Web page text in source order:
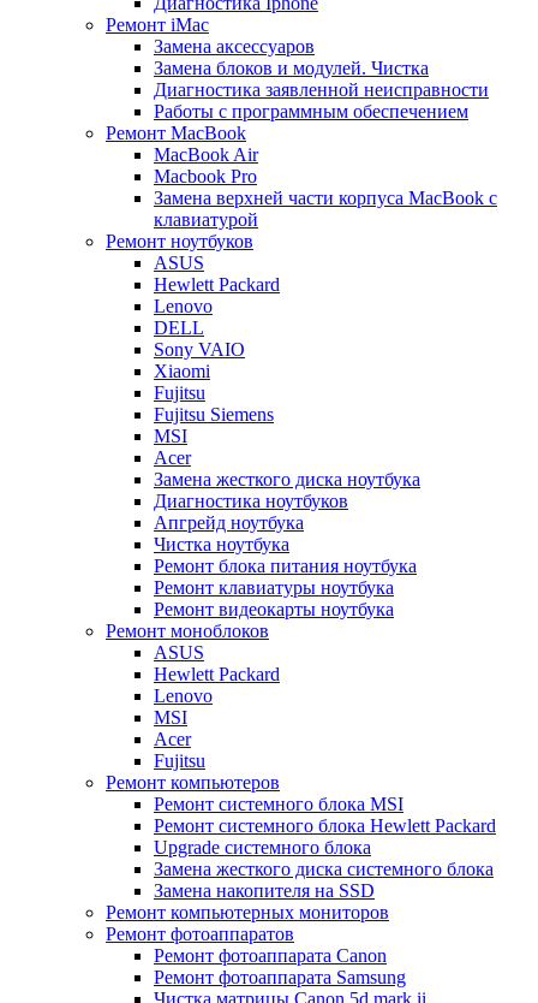
Ремонт iMac
Замена аксессуаров
Замена блоков и модулей. Чистка
Диагностика заявленной неисправности
Работы с программным обеспечением
Ремонт MacBook
MacBook Air
Macbook Pro
Замена верхней части корпуса MacBook с
клавиатурой
Ремонт ноутбуков
ASUS
Hewlett Packard
Lenovo
DELL
Sony VAIO
Xiaomi
Fujitsu
Fujitsu Siemens
MSI
Acer
Замена жесткого диска ноутбука
Диагностика ноутбуков
Апгрейд ноутбука
Чистка ноутбука
Ремонт блока питания ноутбука
Ремонт клавиатуры ноутбука
Ремонт видеокарты ноутбука
Ремонт моноблоков
ASUS
Hewlett Packard
Lenovo
MSI
Acer
Fujitsu
Ремонт компьютеров
Ремонт системного блока MSI
Ремонт системного блока Hewlett Packard
Upgrade системного блока
Замена жесткого диска системного блока
Замена накопителя на SSD
Ремонт компьютерных мониторов
Ремонт фотоаппаратов
Ремонт фотоаппарата Canon
Ремонт фотоаппарата Samsung
Чистка матрицы Canon 5d mark ii